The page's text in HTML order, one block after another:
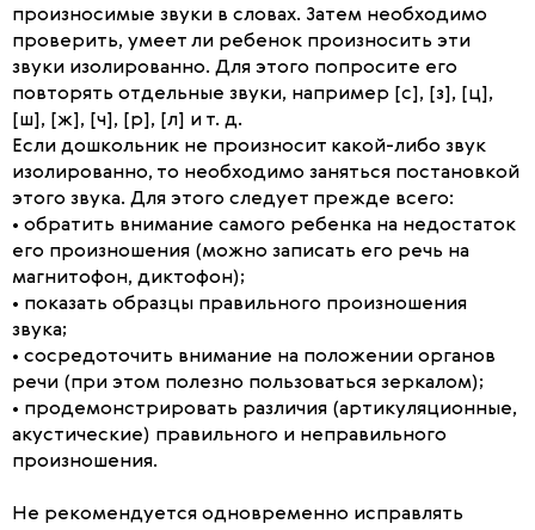
произносимые звуки в словах. Затем необходимо
проверить, умеет ли ребенок произносить эти
звуки изолированно. Для этого попросите его
повторять отдельные звуки, например [с], [з], [ц],
[ш], [ж], [ч], [р], [л] и т. д.
Если дошкольник не произносит какой-либо звук
изолированно, то необходимо заняться постановкой
этого звука. Для этого следует прежде всего:
• обратить внимание самого ребенка на недостаток
его произношения (можно записать его речь на
магнитофон, диктофон);
• показать образцы правильного произношения
звука;
• сосредоточить внимание на положении органов
речи (при этом полезно пользоваться зеркалом);
• продемонстрировать различия (артикуляционные,
акустические) правильного и неправильного
произношения.
Не рекомендуется одновременно исправлять